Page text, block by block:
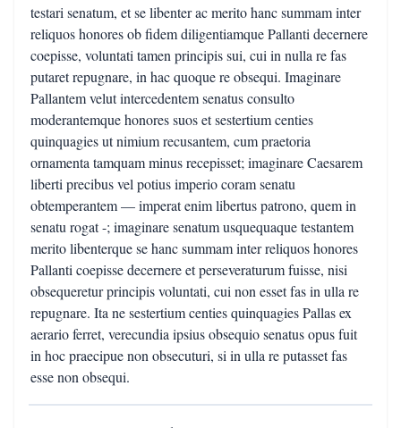
testari senatum, et se libenter ac merito hanc summam inter
reliquos honores ob fidem diligentiamque Pallanti decernere
coepisse, voluntati tamen principis sui, cui in nulla re fas
putaret repugnare, in hac quoque re obsequi. Imaginare
Pallantem velut intercedentem senatus consulto
moderantemque honores suos et sestertium centies
quinquagies ut nimium recusantem, cum praetoria
ornamenta tamquam minus recepisset; imaginare Caesarem
liberti precibus vel potius imperio coram senatu
obtemperantem — imperat enim libertus patrono, quem in
senatu rogat -; imaginare senatum usquequaque testantem
merito libenterque se hanc summam inter reliquos honores
Pallanti coepisse decernere et perseveraturum fuisse, nisi
obsequeretur principis voluntati, cui non esset fas in ulla re
repugnare. Ita ne sestertium centies quinquagies Pallas ex
aerario ferret, verecundia ipsius obsequio senatus opus fuit
in hoc praecipue non obsecuturi, si in ulla re putasset fas
esse non obsequi.